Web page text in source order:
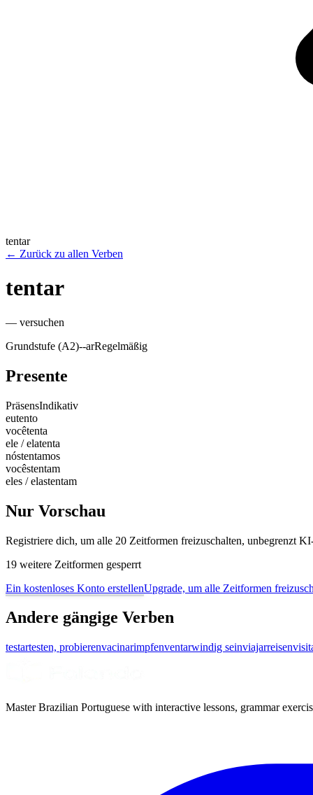
tentar
← Zurück zu allen Verben
tentar
— versuchen
Grundstufe (A2)--arRegelmäßig
Presente
PräsensIndikativ
eutento
vocêtenta
ele / elatenta
nóstentamos
vocêstentam
eles / elastentam
Nur Vorschau
Registriere dich, um alle 20 Zeitformen freizuschalten, unbegrenzt
19 weitere Zeitformen gesperrt
Ein kostenloses Konto erstellenUpgrade, um alle Zeitformen
Andere gängige Verben
testartesten, probierenvacinarimpfenventarwindig seinviajarreisen
Master Brazilian Portuguese with interactive lessons, grammar